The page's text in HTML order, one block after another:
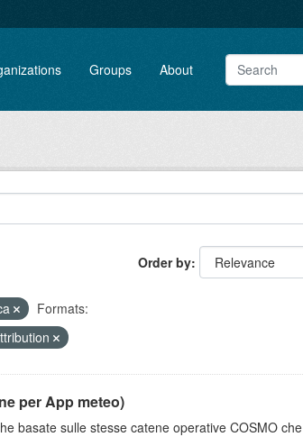
Groups About
Order by
Formats:
per App meteo)
basate sulle stesse catene operative COSMO che